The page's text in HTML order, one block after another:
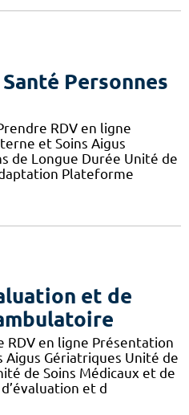
Personnes
RDV en ligne
et Soins Aigus
de Longue Durée Unité de
Plateforme
et de
RDV en ligne Présentation
Gériatriques Unité de
de Soins Médicaux et de
et d